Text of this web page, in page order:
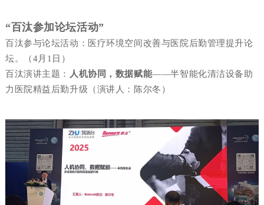
“百汰参加论坛活动”
百汰参与论坛活动：医疗环境空间改善与医院后勤管理提升论
坛。（4月1日）
百汰演讲主题：
人机协同，数据赋能——半智能化清洁设备助
力医院精益后勤升级（演讲人：陈尔冬 ）